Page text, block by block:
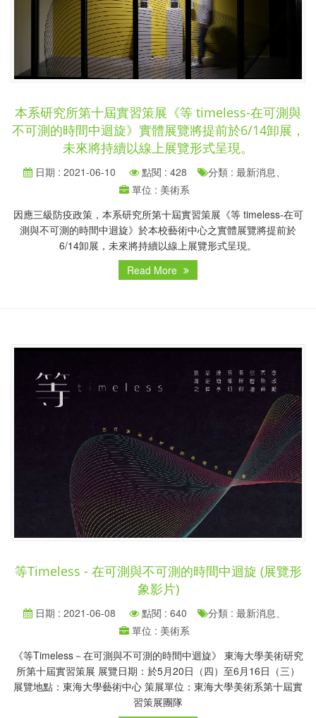
本系研究所第十屆實習策展《等 timeless-在可測與
不可測的時間中迴旋》實體展覽將提前於6/14卸展，
未來將持續以線上展覽形式呈現。
日期 : 2021-06-10 點閱 : 428
分類 : 最新消息、
單位 : 美術系
因應三級防疫政策，本系研究所第十屆實習策展《等 timeless-在可
測與不可測的時間中迴旋》於本校藝術中心之實體展覽將提前於
6/14卸展，未來將持續以線上展覽形式呈現。
Read More
等Timeless - 在可測與不可測的時間中迴旋 (展覽形
象影片)
日期 : 2021-06-08 點閱 : 640
分類 : 最新消息、
單位 : 美術系
《等Timeless－在可測與不可測的時間中迴旋》 東海大學美術研究
所第十屆實習策展 展覽日期：於5月20日（四）至6月16日（三）
展覽地點：東海大學藝術中心 策展單位：東海大學美術系第十屆實
習策展團隊